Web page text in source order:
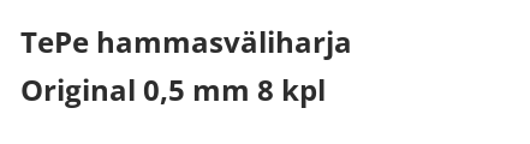
TePe hammasväliharja
Original 0,5 mm 8 kpl